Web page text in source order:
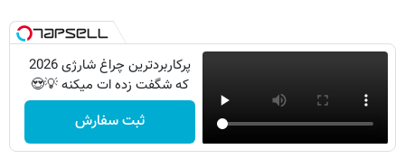
پرکاربردترین چراغ شارژی 2026
که شگفت زده ات میکنه 💡😍
ثبت سفارش